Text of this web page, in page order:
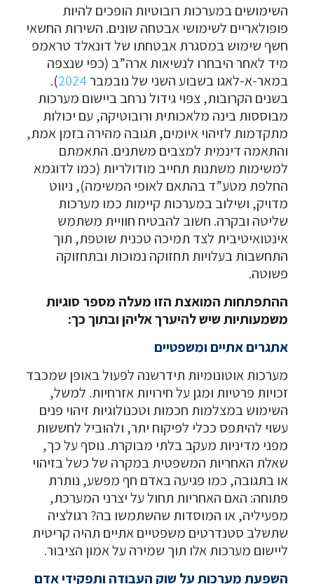
השימושים במערכות רובוטיות הופכים להיות
פופולאריים לשימושי אבטחה שונים. השירות החשאי
חשף שימוש במסגרת אבטחתו של דונאלד טראמפ
מיד לאחר היבחרו לנשיאות ארה”ב (כפי שנצפה
במאר-א-לאגו בשבוע השני של נובמבר2024
).
בשנים הקרובות, צפוי גידול נרחב ביישום מערכות
מבוססות בינה מלאכותית ורובוטיקה, עם יכולות
מתקדמות לזיהוי איומים, תגובה מהירה בזמן אמת,
והתאמה דינמית למצבים משתנים. התאמתם
למשימות משתנות תחייב מודולריות (כמו לדוגמא
החלפת מטע”ד בהתאם לאופי המשימה), ניווט
מדויק, ושילוב במערכות קיימות כמו מערכות
שליטה ובקרה. חשוב להבטיח חוויית משתמש
אינטואיטיבית לצד תמיכה טכנית שוטפת, תוך
התחשבות בעלויות תחזוקה נמוכות ובתחזוקה
פשוטה.
ההתפתחות המואצת הזו מעלה מספר סוגיות
משמעותיות שיש להיערך אליהן ובתוך כך:
אתגרים אתיים ומשפטיים
מערכות אוטונומיות תידרשנה לפעול באופן שמכבד
זכויות פרטיות ומגן על חירויות אזרחיות. למשל,
השימוש במצלמות חכמות וטכנולוגיות זיהוי פנים
עשוי להיתפס ככלי לפיקוח יתר, ולהוביל לחששות
מפני מדיניות מעקב בלתי מבוקרת. נוסף על כך,
שאלת האחריות המשפטית במקרה של כשל בזיהוי
או בתגובה, כמו פגיעה באדם חף מפשע, נותרת
פתוחה: האם האחריות תחול על יצרני המערכת,
מפעיליה, או המוסדות שהשתמשו בה? רגולציה
שתשלב סטנדרטים משפטיים אתיים תהיה קריטית
ליישום מערכות אלו תוך שמירה על אמון הציבור.
השפעת מערכות על שוק העבודה ותפקידי אדם